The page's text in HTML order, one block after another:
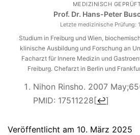
MEDIZINISCH
Prof. Dr. Hans-Peter
Letzte medizinische Prüfung:
Studium in Freiburg und Wien,
klinische Ausbildung und Forschung an
Facharzt für Innere Medizin und
Freiburg. Chefarzt in Berlin und
Nihon Rinsho. 2007
PMID: 17511228[↩]
Veröffentlicht am 10. März 2025